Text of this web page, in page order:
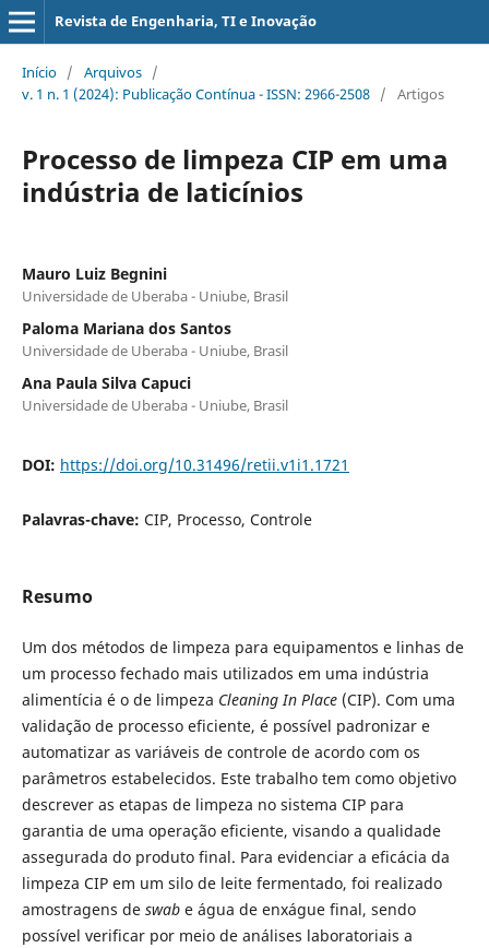
Revista de Engenharia, TI e Inovação
Início / Arquivos /
v. 1 n. 1 (2024): Publicação Contínua - ISSN: 2966-2508 / Artigos
Processo de limpeza CIP em uma
indústria de laticínios
Mauro Luiz Begnini
Universidade de Uberaba - Uniube, Brasil
Paloma Mariana dos Santos
Universidade de Uberaba - Uniube, Brasil
Ana Paula Silva Capuci
Universidade de Uberaba - Uniube, Brasil
DOI: https://doi.org/10.31496/retii.v1i1.1721
Palavras-chave: CIP, Processo, Controle
Resumo
Um dos métodos de limpeza para equipamentos e linhas de
um processo fechado mais utilizados em uma indústria
alimentícia é o de limpeza Cleaning In Place(CIP). Com uma
validação de processo eficiente, é possível padronizar e
automatizar as variáveis de controle de acordo com os
parâmetros estabelecidos. Este trabalho tem como objetivo
descrever as etapas de limpeza no sistema CIP para
garantia de uma operação eficiente, visando a qualidade
assegurada do produto final. Para evidenciar a eficácia da
limpeza CIP em um silo de leite fermentado, foi realizado
amostragens de swabe água de enxágue final, sendo
possível verificar por meio de análises laboratoriais a